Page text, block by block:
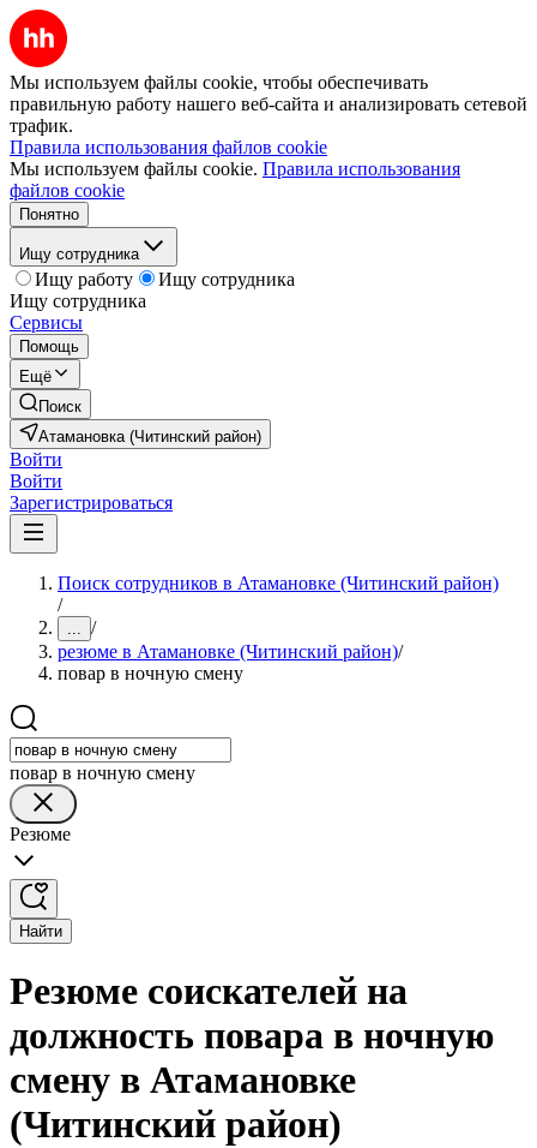
Мы используем файлы cookie, чтобы обеспечивать
правильную работу нашего веб-сайта и анализировать сетевой
трафик.
Правила использования файлов cookie
Мы используем файлы cookie. Правила использования
файлов cookie
Понятно
Ищу сотрудника
Ищу работу
Ищу сотрудника
Ищу сотрудника
Сервисы
Помощь
Ещё
Поиск
Атамановка (Читинский район)
Войти
Войти
Зарегистрироваться
Поиск сотрудников в Атамановке (Читинский район)
/
... /
резюме в Атамановке (Читинский район)/
повар в ночную смену
повар в ночную смену
Резюме
Найти
Резюме соискателей на
должность повара в ночную
смену в Атамановке
(Читинский район)